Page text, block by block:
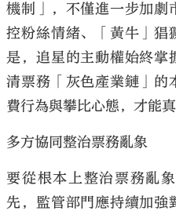
機制」，不僅進一步加劇
控粉絲情緒、「黃牛」猖
是，追星的主動權始終掌
清票務「灰色產業鏈」的
費行為與攀比心態，才能
多方協同整治票務亂象
要從根本上整治票務亂
先，監管部門應持續加強